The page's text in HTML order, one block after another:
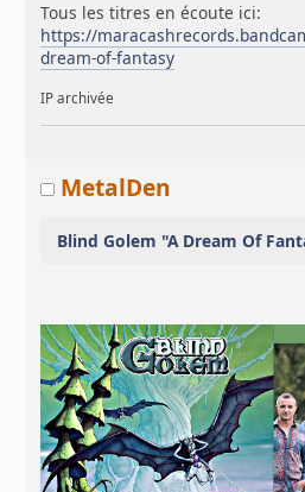
Tous les titres en écoute ici:
https://
dream-of-fantasy
IP archivée
MetalDen
Blind Golem "A Dream Of